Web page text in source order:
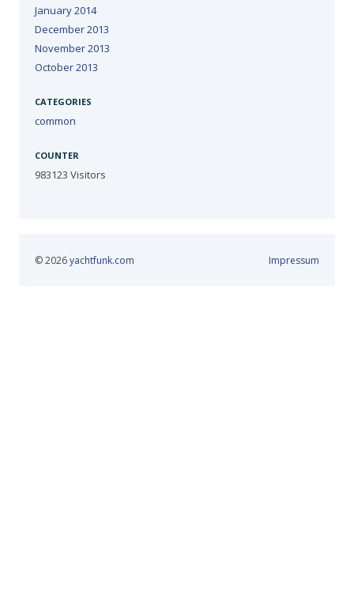
January 2014
December 2013
November 2013
October 2013
CATEGORIES
common
COUNTER
983123 Visitors
© 2026yachtfunk.com Impressum